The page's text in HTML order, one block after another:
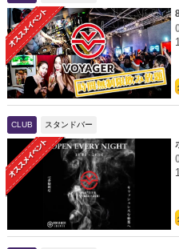
CLUB スタンドバー